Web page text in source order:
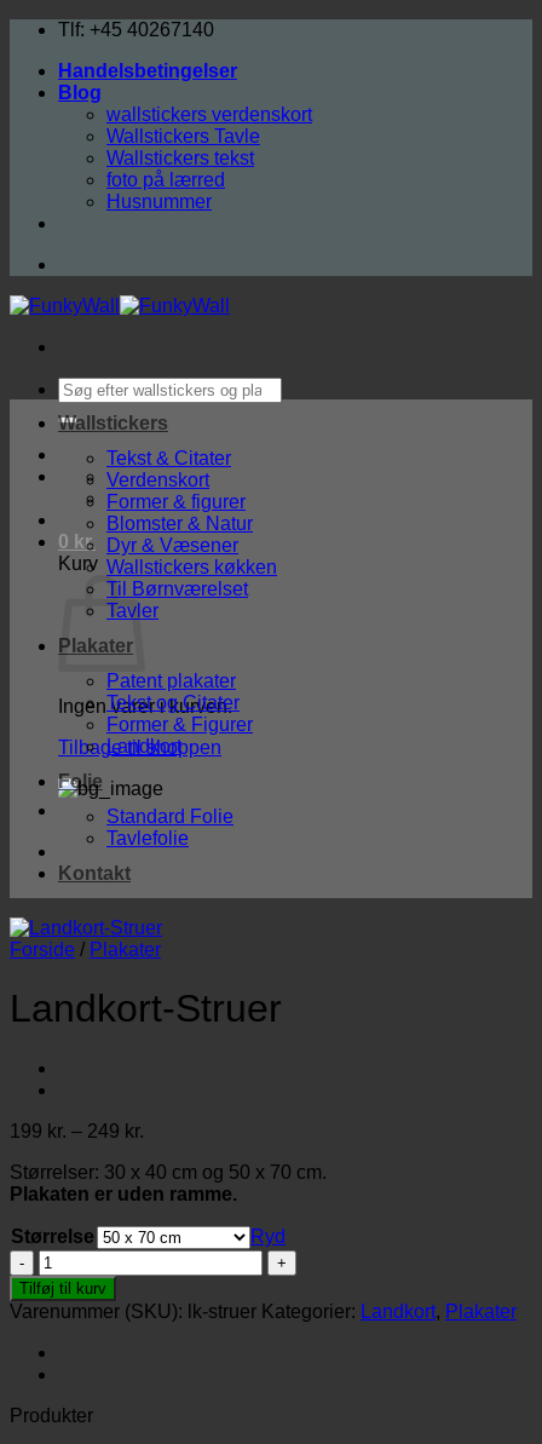
Fortsæt
indhold
Tlf: +45 40267140
Handelsbetingelser
Blog
wallstickers verdenskort
Wallstickers Tavle
Wallstickers tekst
foto på lærred
Husnummer
Søg
efter:
0 kr.
Kurv
Ingen varer i kurven.
Tilbage til shoppen
Wallstickers
Tekst & Citater
Verdenskort
Former & figurer
Blomster & Natur
Dyr & Væsener
Wallstickers køkken
Til Børnværelset
Tavler
Plakater
Patent plakater
Tekst og Citater
Former & Figurer
Landkort
Folie
Standard Folie
Tavlefolie
Kontakt
Forside / Plakater
Landkort-Struer
199 kr. – 249 kr.
til
249 kr.
Størrelser: 30 x 40 cm og 50 x 70 cm.
Plakaten er uden ramme.
Størrelse
Ryd
Landkort-
Struer
antal
Tilføj til kurv
Varenummer (SKU): lk-struer Kategorier: Landkort, Plakater
Produkter